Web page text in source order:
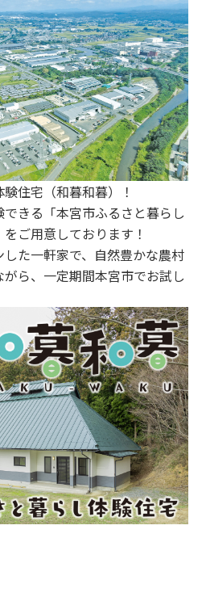
住宅（和暮和暮）！
きる「本宮市ふるさと暮らし
ご用意しております！
た一軒家で、自然豊かな農村
ら、一定期間本宮市でお試し